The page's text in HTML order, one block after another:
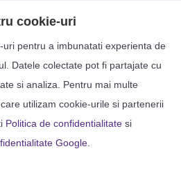
– A.N.P.C.
cookie-uri
pentru a imbunatati experienta de
Datele colectate pot fi partajate cu
si analiza. Pentru mai multe
utilizam cookie-urile si partenerii
Politica de confidentialitate si
Google